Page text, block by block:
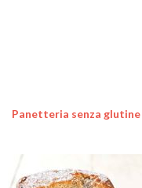
Panetteria senza glutine